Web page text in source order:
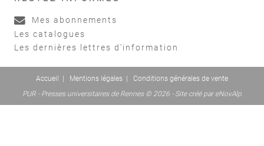
Mes abonnements
Les catalogues
Les dernières lettres d'information
Accueil Mentions légales
Conditions générales de vente
PUR - Presses universitaires de Rennes © 2026 - Site créé par eNovAlp